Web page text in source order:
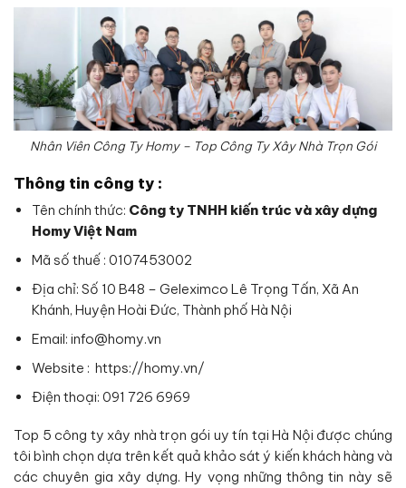
Nhân Viên Công Ty Homy – Top Công Ty Xây Nhà Trọn Gói
Thông tin công ty :
Tên chính thức: Công ty TNHH kiến trúc và xây dựng
Homy Việt Nam
Mã số thuế : 0107453002
Địa chỉ: Số 10 B48 – Geleximco Lê Trọng Tấn, Xã An
Khánh, Huyện Hoài Đức, Thành phố Hà Nội
Email: info@homy.vn
Website : https://homy.vn/
Điện thoại: 091 726 6969
Top 5 công ty xây nhà trọn gói uy tín tại Hà Nội được chúng
tôi bình chọn dựa trên kết quả khảo sát ý kiến khách hàng và
các chuyên gia xây dựng. Hy vọng những thông tin này sẽ